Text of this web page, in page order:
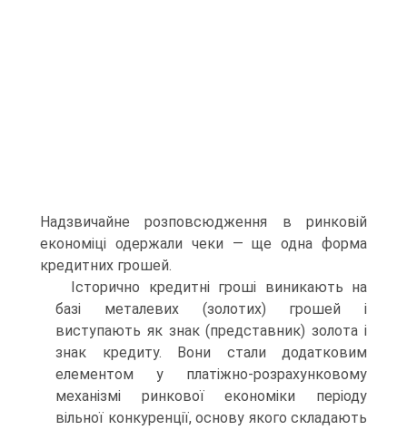
Надзвичайне розповсюдження в ринковій
економіці одержали чеки — ще одна форма
кредитних грошей.
Історично кредитні гроші виникають на
базі металевих (золотих) грошей і
виступають як знак (представник) золота і
знак кредиту. Вони стали додатковим
елементом у платіжно-розрахунковому
механізмі ринкової економіки періоду
вільної конкуренції, основу якого складають